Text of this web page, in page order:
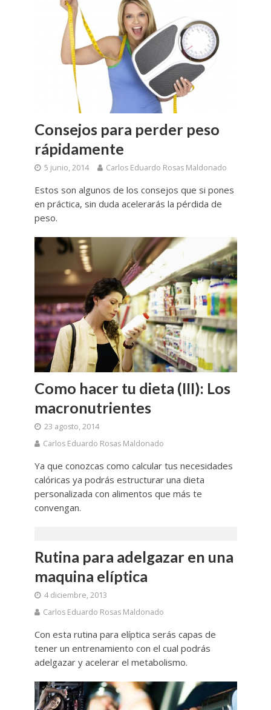
Consejos para perder peso
rápidamente
5 junio, 2014 Carlos Eduardo Rosas Maldonado
Estos son algunos de los consejos que si pones
en práctica, sin duda acelerarás la pérdida de
peso.
Como hacer tu dieta (III): Los
macronutrientes
23 agosto, 2014
Carlos Eduardo Rosas Maldonado
Ya que conozcas como calcular tus necesidades
calóricas ya podrás estructurar una dieta
personalizada con alimentos que más te
convengan.
Rutina para adelgazar en una
maquina elíptica
4 diciembre, 2013
Carlos Eduardo Rosas Maldonado
Con esta rutina para elíptica serás capas de
tener un entrenamiento con el cual podrás
adelgazar y acelerar el metabolismo.